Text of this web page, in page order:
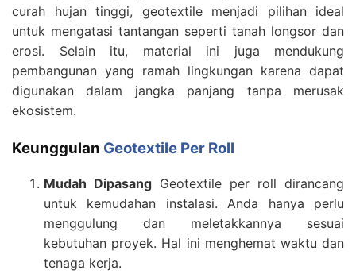
curah hujan tinggi, geotextile menjadi pilihan ideal
untuk mengatasi tantangan seperti tanah longsor dan
erosi. Selain itu, material ini juga mendukung
pembangunan yang ramah lingkungan karena dapat
digunakan dalam jangka panjang tanpa merusak
ekosistem.
Keunggulan Geotextile Per Roll
Mudah Dipasang Geotextile per roll dirancang
untuk kemudahan instalasi. Anda hanya perlu
menggulung dan meletakkannya sesuai
kebutuhan proyek. Hal ini menghemat waktu dan
tenaga kerja.